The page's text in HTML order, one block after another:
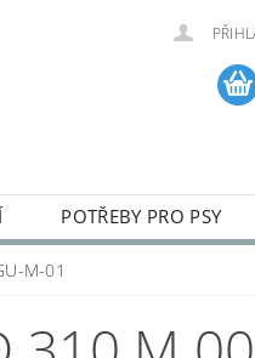
POTŘEBY PRO PSY
REKLAMACE ZBOŽÍ
M-01